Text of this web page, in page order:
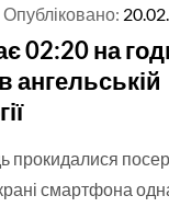
Опубліковано:
02:20 на
ангельській
прокидалися
смартфона